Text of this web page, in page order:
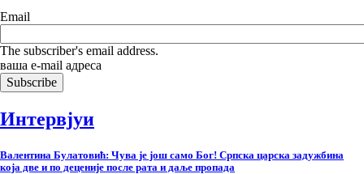
Email
The subscriber's email address.
ваша е-mail адреса
Интервјуи
Валентина Булатовић: Чува је још само Бог! Српска царска задужбина
која две и по деценије после рата и даље пропада